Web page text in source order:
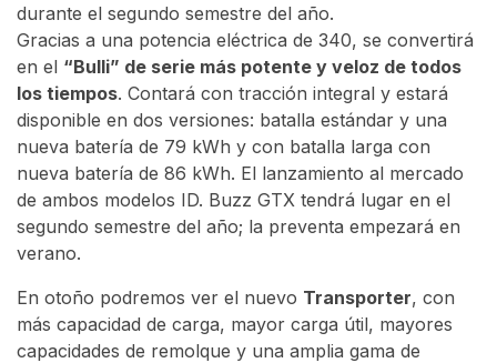
durante el segundo semestre del año.
Gracias a una potencia eléctrica de 340, se convertirá
en el “Bulli” de serie más potente y veloz de todos
los tiempos. Contará con tracción integral y estará
disponible en dos versiones: batalla estándar y una
nueva batería de 79 kWh y con batalla larga con
nueva batería de 86 kWh. El lanzamiento al mercado
de ambos modelos ID. Buzz GTX tendrá lugar en el
segundo semestre del año; la preventa empezará en
verano.
En otoño podremos ver el nuevo Transporter, con
más capacidad de carga, mayor carga útil, mayores
capacidades de remolque y una amplia gama de